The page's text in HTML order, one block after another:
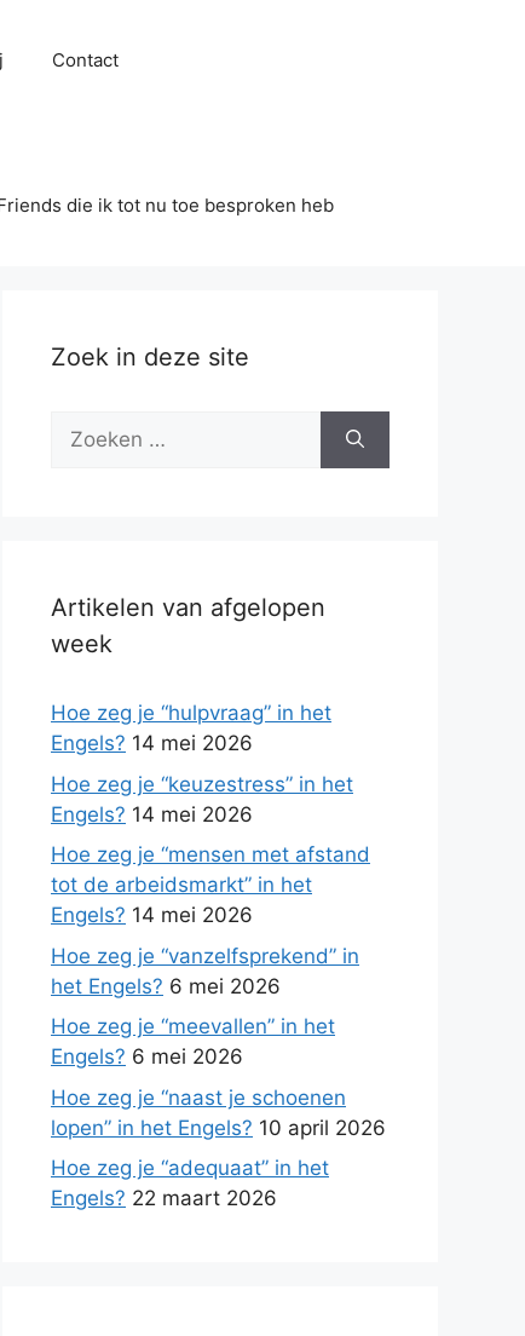
Contact
die ik tot nu toe besproken heb
Zoek in deze site
Zoek
Artikelen van afgelopen
week
Hoe zeg je “hulpvraag” in het
Engels? 14 mei 2026
Hoe zeg je “keuzestress” in het
Engels? 14 mei 2026
Hoe zeg je “mensen met afstand
tot de arbeidsmarkt” in het
Engels? 14 mei 2026
Hoe zeg je “vanzelfsprekend” in
het Engels? 6 mei 2026
Hoe zeg je “meevallen” in het
Engels? 6 mei 2026
Hoe zeg je “naast je schoenen
lopen” in het Engels? 10 april 2026
Hoe zeg je “adequaat” in het
Engels? 22 maart 2026